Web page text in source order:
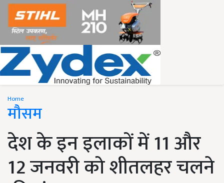
Home
मौसम
देश के इन इलाकों में 11 और
12 जनवरी को शीतलहर चलने